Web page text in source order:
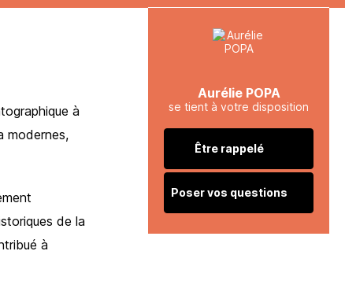
Aurélie POPA
se tient à votre disposition
Être rappelé
Poser vos questions
à
modernes,
de la
à